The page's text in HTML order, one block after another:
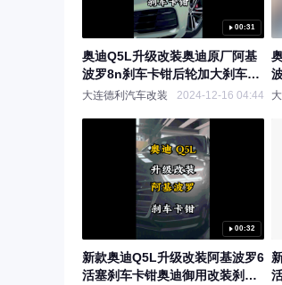
00:31
奥迪Q5L升级改装奥迪原厂阿基
波罗8n刹车卡钳后轮加大刹车盘
提升
大连德利汽车改装 2024-12-16 04:44
00:32
新款奥迪Q5L升级改装阿基波罗6
活塞刹车卡钳奥迪御用改装刹车